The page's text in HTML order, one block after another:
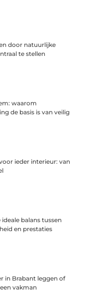
door natuurlijke
te stellen
waarom
de basis is van veilig
ieder interieur: van
balans tussen
en prestaties
in Brabant leggen of
vakman